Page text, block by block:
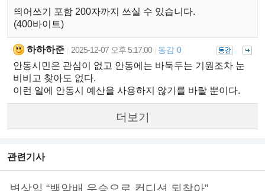
띄어쓰기 포함 200자까지 쓰실 수 있습니다.
(400바이트)
하하하준 2025-12-07 오후 5:17:00 동감 0
안동시민은 관심이 없고 안동에는 바둑두는 기원조차 눈
비비고 찾아도 없다.
이런 일에 안동시 예산을 사용하지 않기를 바랄 뿐이다.
더보기
관련기사
변상일 “백암배 우승으로 컨디션 되찾아”